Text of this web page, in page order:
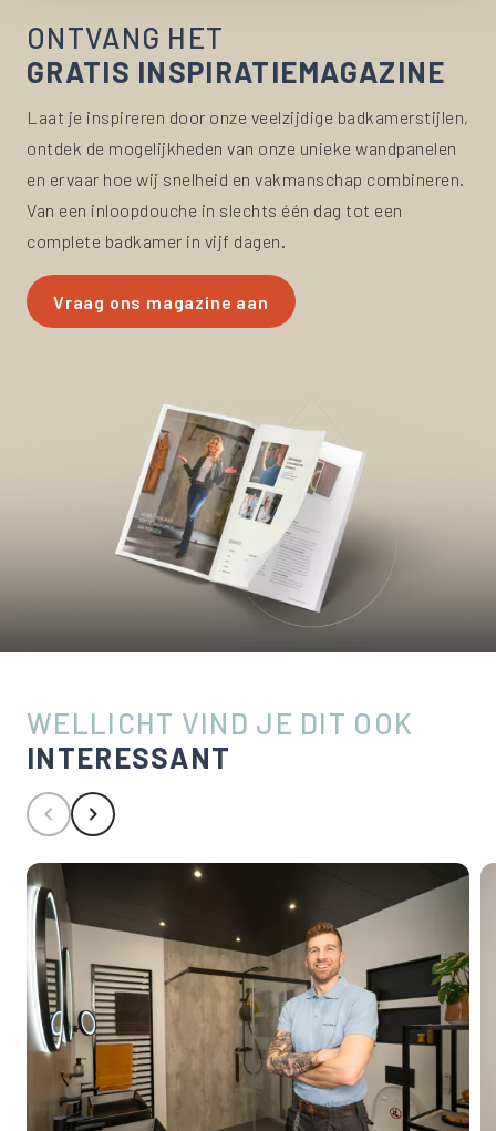
ONTVANG HET
GRATIS INSPIRATIEMAGAZINE
Laat je inspireren door onze veelzijdige badkamerstijlen,
ontdek de mogelijkheden van onze unieke wandpanelen
en ervaar hoe wij snelheid en vakmanschap combineren.
Van een inloopdouche in slechts één dag tot een
complete badkamer in vijf dagen.
Vraag ons magazine aan
WELLICHT VIND JE DIT OOK
INTERESSANT